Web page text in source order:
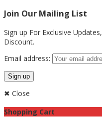
Join Our Mailing List
Sign up For Exclusive Updates,
Discount.
Email address:
✖ Close
Shopping Cart